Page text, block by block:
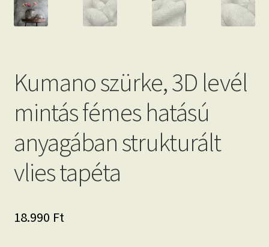
Kumano szürke, 3D levél
mintás fémes hatású
anyagában strukturált
vlies tapéta
18.990 Ft